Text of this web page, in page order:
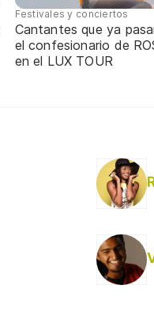
Festivales y conciertos
Cantantes que ya
el confesionario de
en el LUX TOUR